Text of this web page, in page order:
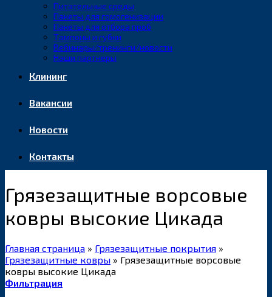
Питательные среды
Пакеты для гомогенизации
Пакеты для отбора проб
Тампоны и губки
Вебинары/тренинги/новости
Наши партнеры
Клининг
Вакансии
Новости
Контакты
Грязезащитные ворсовые
ковры высокие Цикада
Главная страница » Грязезащитные покрытия »
Грязезащитные ковры » Грязезащитные ворсовые
ковры высокие Цикада
Фильтрация